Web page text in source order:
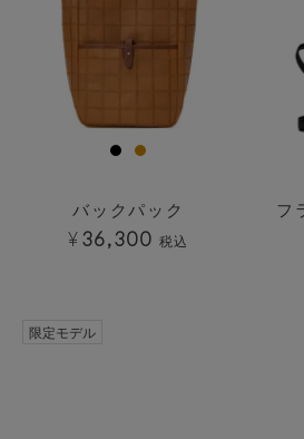
バックパック
¥36,300 税込
フ
限定モデル